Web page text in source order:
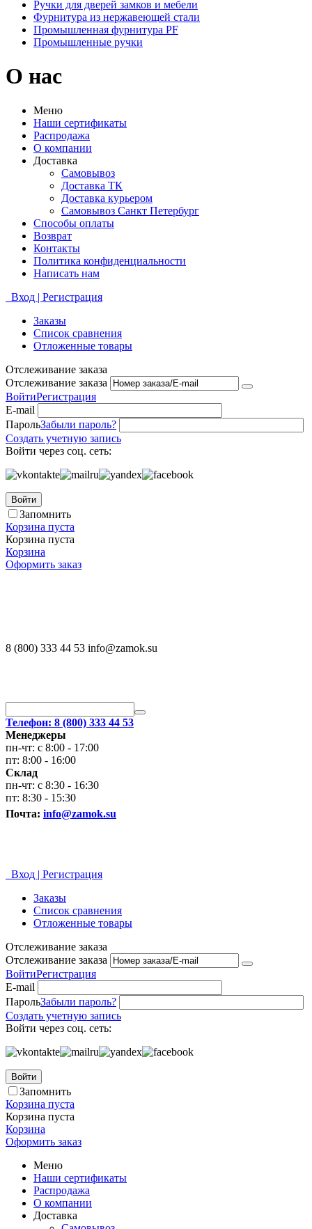
Ручки для дверей замков и мебели
Фурнитура из нержавеющей стали
Промышленная фурнитура PF
Промышленные ручки
О нас
Меню
Наши сертификаты
Распродажа
О компании
Доставка
Самовывоз
Доставка ТК
Доставка курьером
Самовывоз Санкт Петербург
Способы оплаты
Возврат
Контакты
Политика конфиденциальности
Написать нам
Вход | Регистрация
Заказы
Список сравнения
Отложенные товары
Отслеживание заказа
Отслеживание заказа
ВойтиРегистрация
E-mail
ПарольЗабыли пароль?
Создать учетную запись
Войти через соц. сеть:
Войти
Запомнить
Корзина пуста
Корзина пуста
Корзина
Оформить заказ
8 (800) 333 44 53 info@zamok.su
Телефон: 8 (800) 333 44 53
Менеджеры
пн-чт: с 8:00 - 17:00
пт: 8:00 - 16:00
Склад
пн-чт: с 8:30 - 16:30
пт: 8:30 - 15:30
Почта: info@zamok.su
Вход | Регистрация
Заказы
Список сравнения
Отложенные товары
Отслеживание заказа
Отслеживание заказа
ВойтиРегистрация
E-mail
ПарольЗабыли пароль?
Создать учетную запись
Войти через соц. сеть:
Войти
Запомнить
Корзина пуста
Корзина пуста
Корзина
Оформить заказ
Меню
Наши сертификаты
Распродажа
О компании
Доставка